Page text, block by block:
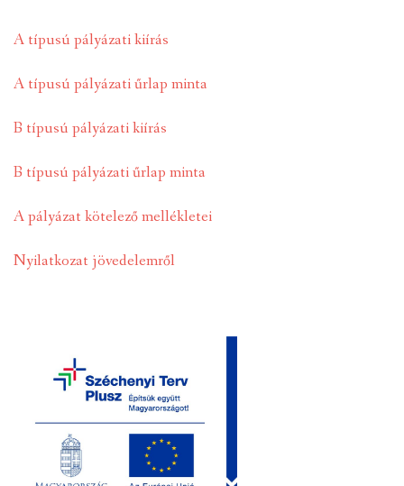
A típusú pályázati kiírás
A típusú pályázati űrlap minta
B típusú pályázati kiírás
B típusú pályázati űrlap minta
A pályázat kötelező mellékletei
Nyilatkozat jövedelemről